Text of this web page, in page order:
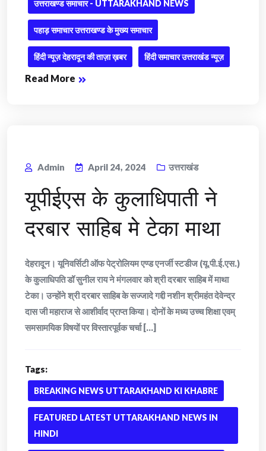
उत्तराखण्ड समाचार - UTTARAKHAND NEWS
पहाड़ समाचार उत्तराखण्ड के मुख्य समाचार
हिंदी न्यूज़ देहरादून की ताज़ा ख़बर हिंदी समाचार उत्तराखंड न्यूज़
Read More
Admin April 24, 2024 उत्तराखंड
यूपीईएस के कुलाधिपाती ने
दरबार साहिब मे टेका माथा
देहरादून। यूनिवर्सिटी ऑफ पेट्रोलियम एण्ड एनर्जी स्टडीज (यू.पी.ई.एस.)
के कुलाधिपति डॉ सुनील राय ने मंगलवार को श्री दरबार साहिब में माथा
टेका। उन्होंने श्री दरबार साहिब के सज्जादे गद्दी नशीन श्रीमहंत देवेन्द्र
दास जी महाराज से आशीर्वाद प्राप्त किया। दोनों के मध्य उच्च शिक्षा एवम्
समसामयिक विषयों पर विस्तारपूर्वक चर्चा [...]
Tags:
BREAKING NEWS UTTARAKHAND KI KHABRE
FEATURED LATEST UTTARAKHAND NEWS IN
HINDI